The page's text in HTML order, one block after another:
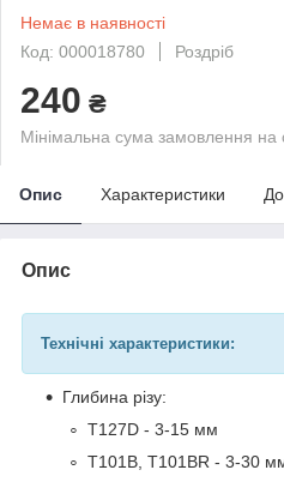
Немає в наявності
Код: 000018780
Роздріб
240 ₴
Мінімальна сума замовлення на
Опис Характеристики
Опис
Технічні характеристики:
Глибина різу:
T127D - 3-15 мм
T101B, T101BR - 3-30